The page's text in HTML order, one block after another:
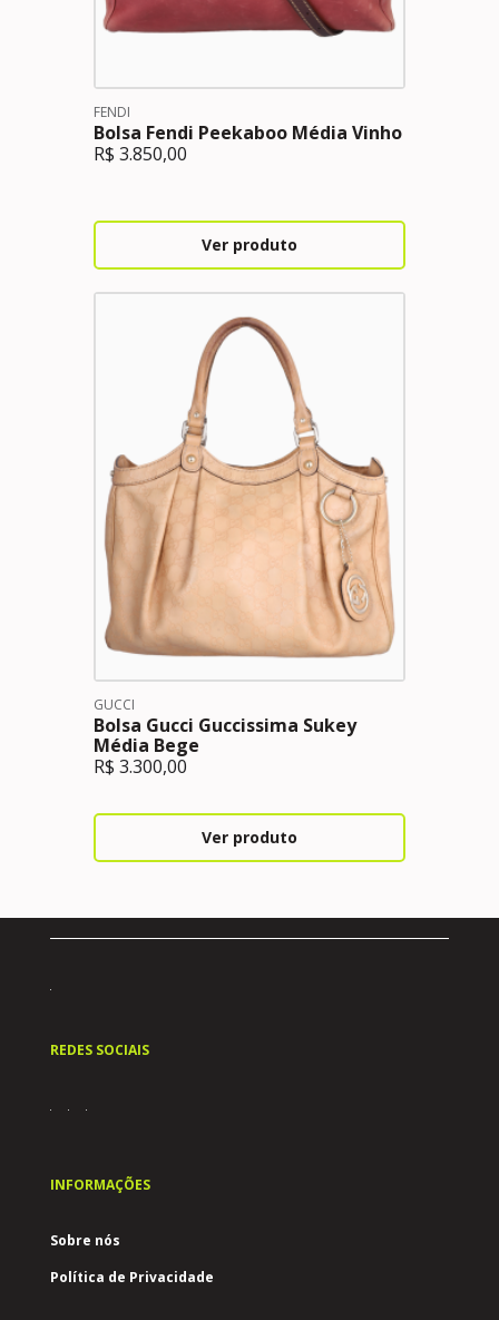
FENDI
Bolsa Fendi Peekaboo Média Vinho
R$ 3.850,00
Ver produto
GUCCI
Bolsa Gucci Guccissima Sukey
Média Bege
R$ 3.300,00
Ver produto
REDES SOCIAIS
INFORMAÇÕES
Sobre nós
Política de Privacidade